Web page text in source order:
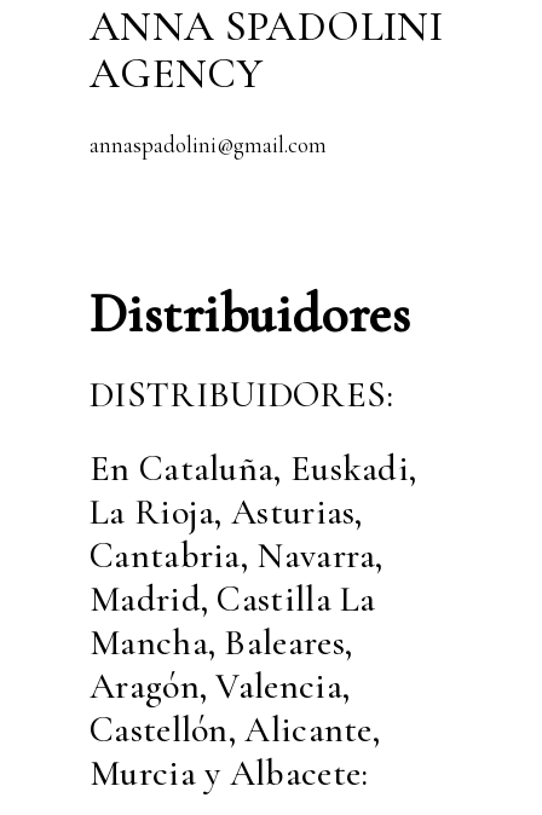
ANNA SPADOLINI
AGENCY
annaspadolini@gmail.com
Distribuidores
DISTRIBUIDORES:
En Cataluña, Euskadi,
La Rioja, Asturias,
Cantabria, Navarra,
Madrid, Castilla La
Mancha, Baleares,
Aragón, Valencia,
Castellón, Alicante,
Murcia y Albacete: